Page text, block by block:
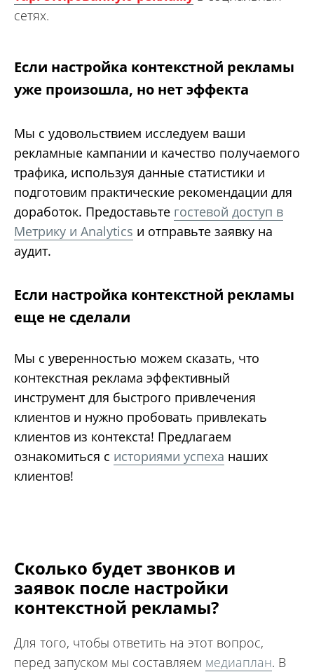
сетях.
Если настройка контекстной рекламы
уже произошла, но нет эффекта
Мы с удовольствием исследуем ваши
рекламные кампании и качество получаемого
трафика, используя данные статистики и
подготовим практические рекомендации для
доработок. Предоставьте гостевой доступ в
Метрику и Analytics и отправьте заявку на
аудит.
Если настройка контекстной рекламы
еще не сделали
Мы с уверенностью можем сказать, что
контекстная реклама эффективный
инструмент для быстрого привлечения
клиентов и нужно пробовать привлекать
клиентов из контекста! Предлагаем
ознакомиться с историями успеха наших
клиентов!
Сколько будет звонков и
заявок после настройки
контекстной рекламы?
Для того, чтобы ответить на этот вопрос,
перед запуском мы составляем медиаплан. В